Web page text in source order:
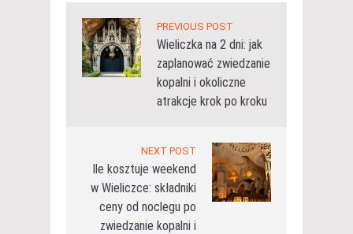
PREVIOUS POST
Wieliczka na 2 dni: jak
zaplanować zwiedzanie
kopalni i okoliczne
atrakcje krok po kroku
NEXT POST
Ile kosztuje weekend
w Wieliczce: składniki
ceny od noclegu po
zwiedzanie kopalni i